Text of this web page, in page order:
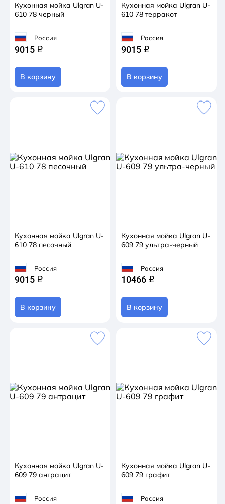
Кухонная мойка Ulgran U-
610 78 черный
Россия
9015 q
В корзину
Кухонная мойка Ulgran U-
610 78 терракот
Россия
9015 q
В корзину
Кухонная мойка Ulgran U-
610 78 песочный
Россия
9015 q
В корзину
Кухонная мойка Ulgran U-
609 79 ультра-черный
Россия
10466 q
В корзину
Кухонная мойка Ulgran U-
609 79 антрацит
Россия
Кухонная мойка Ulgran U-
609 79 графит
Россия